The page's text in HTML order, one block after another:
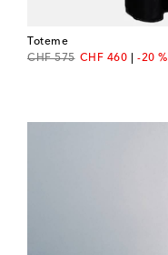
Toteme
CHF 575
original priceCHF 460
discount price
-20 %